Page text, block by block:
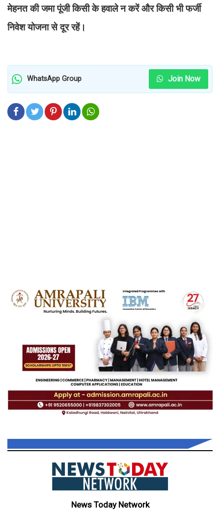
मेहनत की जमा पूंजी किसी के हवाले न करें और किसी भी फर्जी
निवेश योजना से दूर रहें।
WhatsApp Group Join Now
News Today Network